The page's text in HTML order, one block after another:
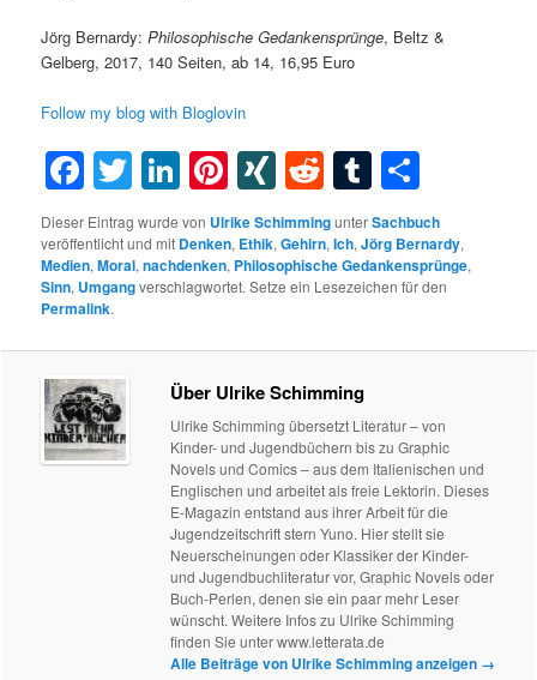
Jörg Bernardy:Philosophische Gedankensprünge, Beltz &
Gelberg, 2017, 140 Seiten, ab 14, 16,95 Euro
Follow my blog with Bloglovin
Facebook
Twitter
LinkedIn
Pinterest
XINGRedditTumblr
Dieser Eintrag wurde von Ulrike SchimmingunterSachbuch
veröffentlicht und mit Denken, Ethik,Gehirn,Ich,Jörg Bernardy,
Medien,Moral,nachdenken, Philosophische Gedankensprünge,
Sinn, Umgangverschlagwortet. Setze ein Lesezeichen für den
Permalink.
Über Ulrike Schimming
Ulrike Schimming übersetzt Literatur – von
Kinder- und Jugendbüchern bis zu Graphic
Novels und Comics – aus dem Italienischen und
Englischen und arbeitet als freie Lektorin. Dieses
E-Magazin entstand aus ihrer Arbeit für die
Jugendzeitschrift stern Yuno. Hier stellt sie
Neuerscheinungen oder Klassiker der Kinder-
und Jugendbuchliteratur vor, Graphic Novels oder
Buch-Perlen, denen sie ein paar mehr Leser
wünscht. Weitere Infos zu Ulrike Schimming
finden Sie unter www.letterata.de
Alle Beiträge von Ulrike Schimming anzeigen →